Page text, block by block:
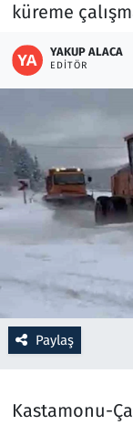
küreme
YAKUP ALACA
EDITÖR
Paylaş
Kastamonu-
Memur ve
Otomobil
Ramazan
Resmi
Rüya
Sağlık
Savunma